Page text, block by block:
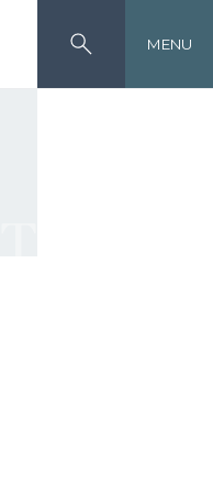
MENU